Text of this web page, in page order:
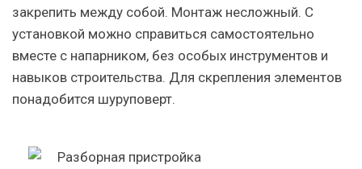
закрепить между собой. Монтаж несложный. С
установкой можно справиться самостоятельно
вместе с напарником, без особых инструментов и
навыков строительства. Для скрепления элементов
понадобится шуруповерт.